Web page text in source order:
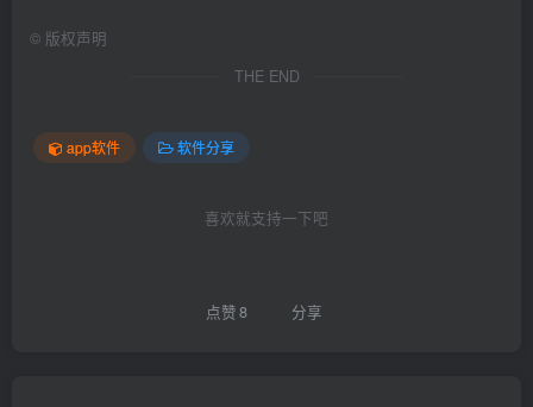
© 版权声明
THE END
app软件 软件分享
喜欢就支持一下吧
点赞8 分享